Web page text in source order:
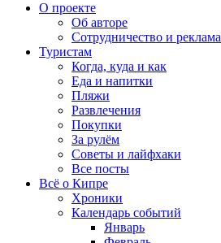
О проекте
Об авторе
Сотрудничество и реклама
Туристам
Когда, куда и как
Еда и напитки
Пляжи
Развлечения
Покупки
За рулём
Советы и лайфхаки
Все посты
Всё о Кипре
Хроники
Календарь событий
Январь